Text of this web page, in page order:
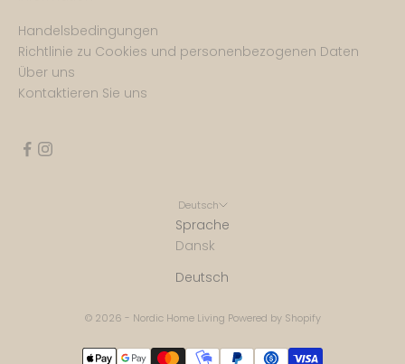
Handelsbedingungen
Richtlinie zu Cookies und personenbezogenen Daten
Über uns
Kontaktieren Sie uns
Deutsch
Sprache
Dansk
Deutsch
© 2026 - Nordic Home Living Powered by Shopify